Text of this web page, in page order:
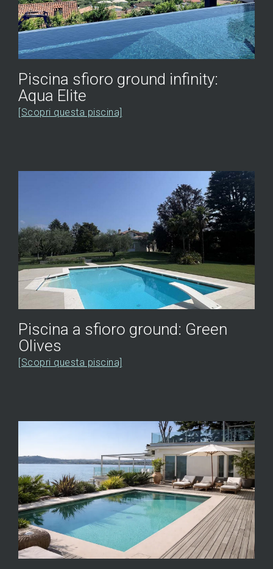
Piscina sfioro ground infinity:
Aqua Elite
[Scopri questa piscina]
Piscina a sfioro ground: Green
Olives
[Scopri questa piscina]